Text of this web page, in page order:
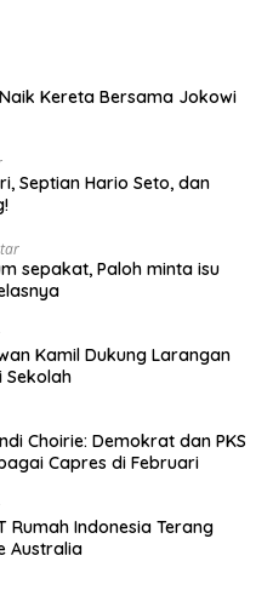
Kereta Bersama Jokowi
Septian Hario Seto, dan
sepakat, Paloh minta isu
Kamil Dukung Larangan
Sekolah
Choirie: Demokrat dan PKS
Capres di Februari
Rumah Indonesia Terang
Australia